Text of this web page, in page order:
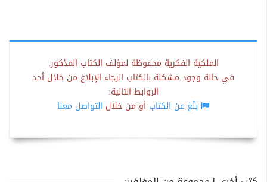
الملكية الفكرية محفوظة لمؤلف الكتاب المذكور.
في حالة وجود مشكلة بالكتاب الرجاء الإبلاغ من خلال أحد
الروابط التالية:
بلّغ عن الكتاب أو من خلال التواصل معنا